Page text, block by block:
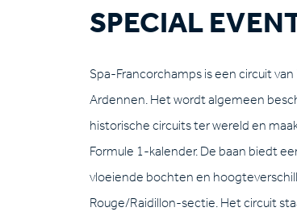
SPECIAL
Spa-Francorchamps is een circuit
Ardennen. Het wordt algemeen
historische circuits ter wereld en
Formule 1-kalender. De baan biedt
vloeiende bochten en
Rouge/Raidillon-sectie. Het circuit